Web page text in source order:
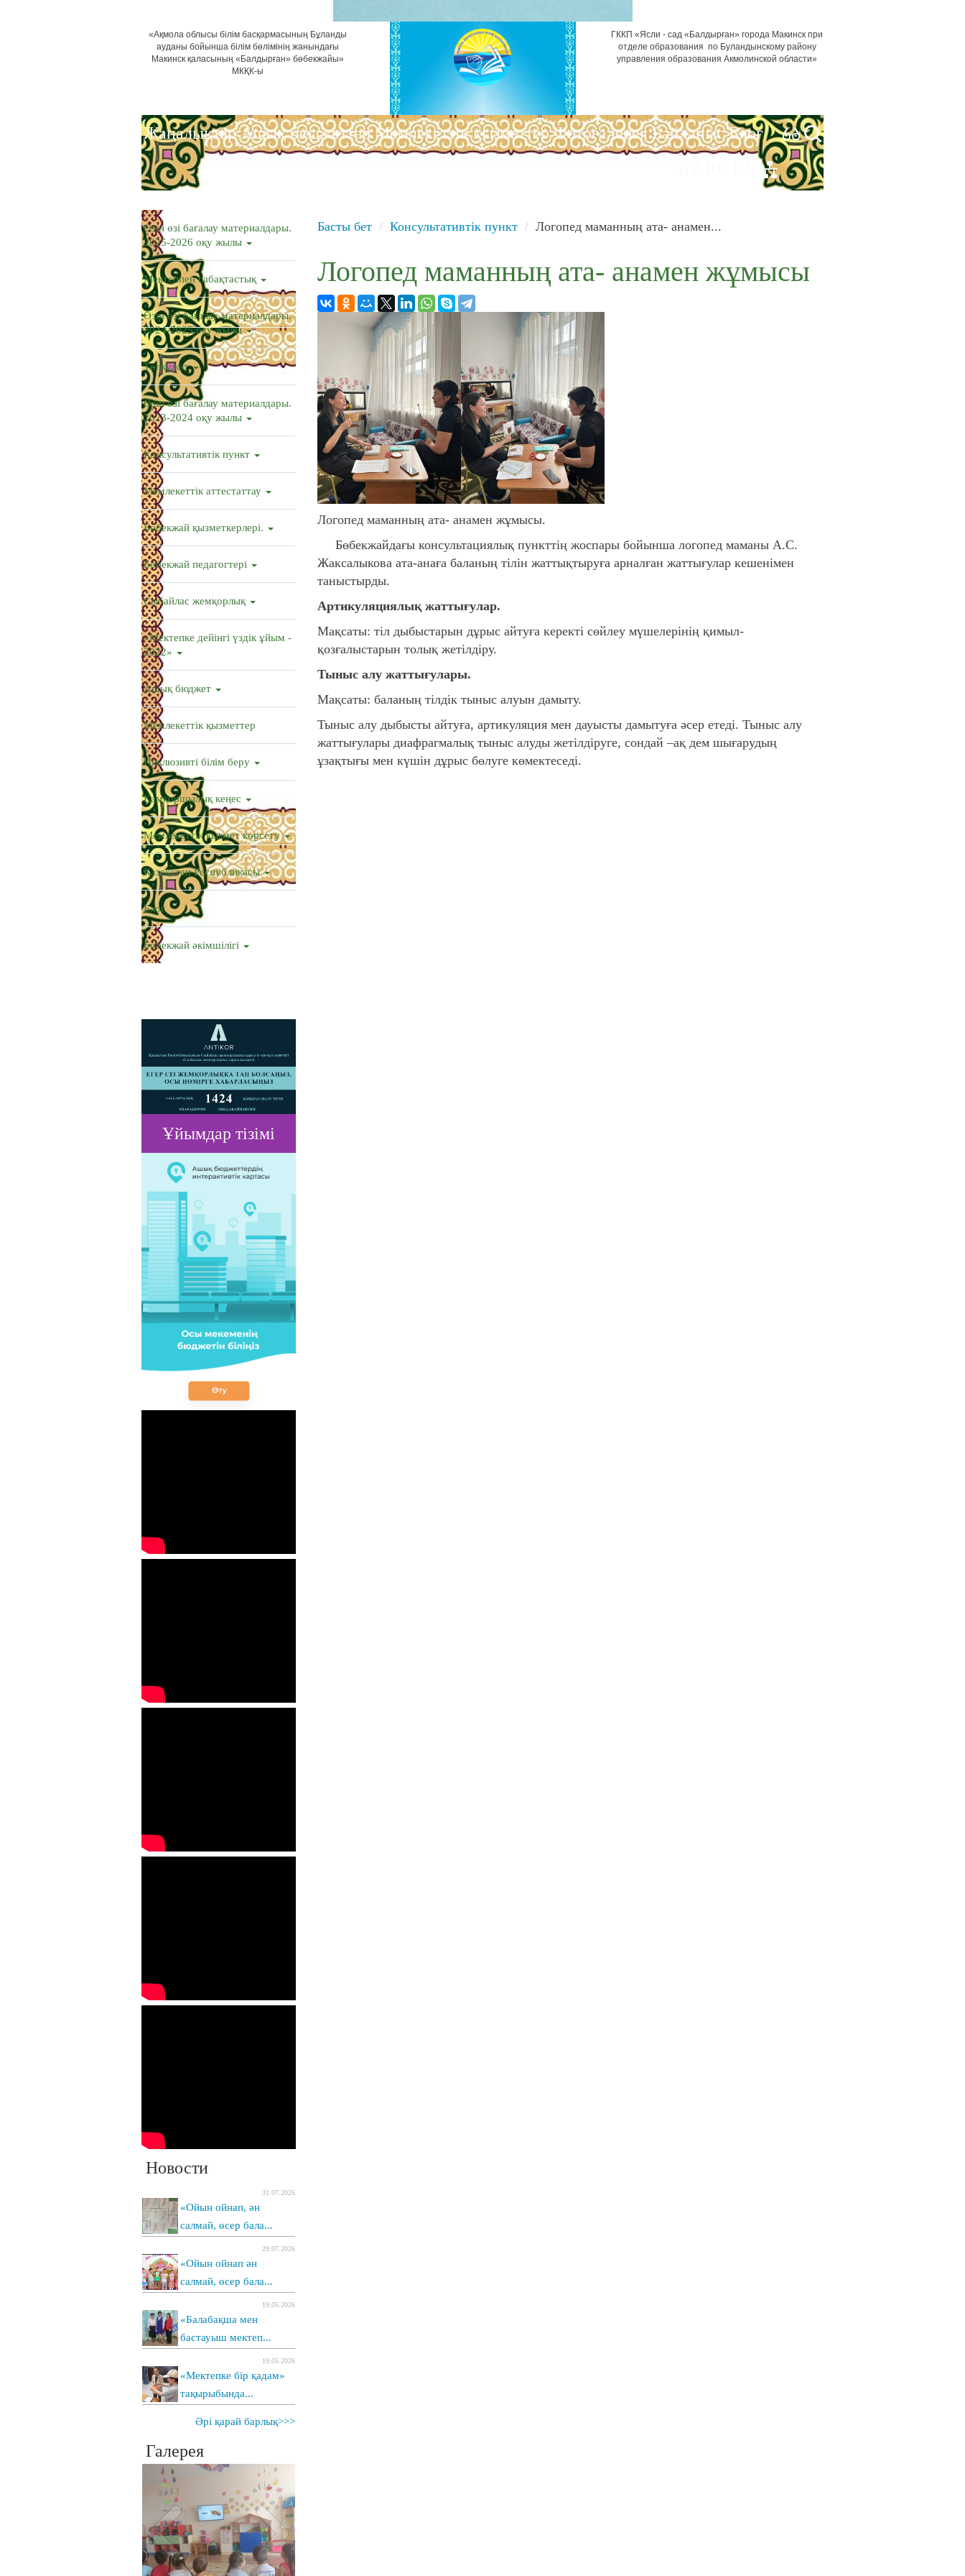
«Ақмола облысы білім басқармасының Бұланды
ауданы бойынша білім бөлімінің жанындағы
Макинск қаласының «Балдырған» бөбекжайы»
МКҚК-ы
ГККП «Ясли - сад «Балдырған» города Макинск при
отделе образования по Буландынскому району
управления образования Акмолинской области»
Жаңалықтар Ашық бюджеттер Мемлекеттік қызметтер Фотогалерея Байланыс Блог
Өзін өзі бағалау материалдары.
2025-2026 оқу жылы
Мектеппен сабақтастық
Өзін өзі бағалау материалдары.
2024-2025 оқу жылы
Төлқұжат
Өзін өзі бағалау материалдары.
2023-2024 оқу жылы
Консультативтік пункт
Мемлекеттік аттестаттау
Бөбекжай қызметкерлері.
Бөбекжай педагогтері
Сыбайлас жемқорлық
«Мектепке дейінгі үздік ұйым -
2022»
Ашық бюджет
Мемлекеттік қызметтер
Инклюзивті білім беру
Қамқоршылық кеңес
Мемлекеттік қызмет көрсету
Қазақстан Республикасы
Блог
Бөбекжай әкімшілігі
Ұйымдар тізімі
Новости
31.07.2026
«Ойын ойнап, ән
салмай, өсер бала...
29.07.2026
«Ойын ойнап ән
салмай, өсер бала...
19.05.2026
«Балабақша мен
бастауыш мектеп...
19.05.2026
«Мектепке бір қадам»
тақырыбында...
Әрі қарай барлық>>>
Галерея
Басты бет Консультативтік пункт Логопед маманның ата- анамен...
Логопед маманның ата- анамен жұмысы
Логопед маманның ата- анамен жұмысы.
Бөбекжайдағы консультациялық пункттің жоспары бойынша логопед маманы А.С.
Жаксалыкова ата-анаға баланың тілін жаттықтыруға арналған жаттығулар кешенімен
таныстырды.
Артикуляциялық жаттығулар.
Мақсаты: тіл дыбыстарын дұрыс айтуға керекті сөйлеу мүшелерінің қимыл-
қозғалыстарын толық жетілдіру.
Тыныс алу жаттығулары.
Мақсаты: баланың тілдік тыныс алуын дамыту.
Тыныс алу дыбысты айтуға, артикуляция мен дауысты дамытуға әсер етеді. Тыныс алу
жаттығулары диафрагмалық тыныс алуды жетілдіруге, сондай –ақ дем шығарудың
ұзақтығы мен күшін дұрыс бөлуге көмектеседі.